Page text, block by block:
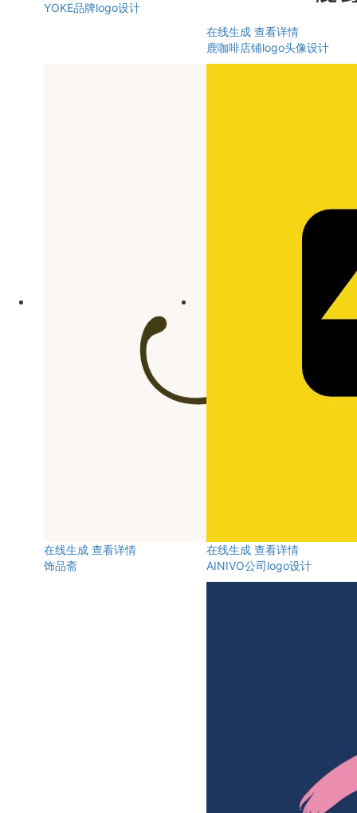
YOKE品牌logo设计
在线生成 查看详情
鹿咖啡店铺logo头像设计
在线生成 查看详情
饰品斋
在线生成 查看详情
AINIVO公司logo设计